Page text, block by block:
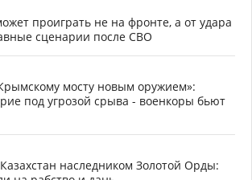
проиграть не на фронте, а от удара
сценарии после СВО
мосту новым оружием»:
под угрозой срыва - военкоры бьют
наследником Золотой Орды: